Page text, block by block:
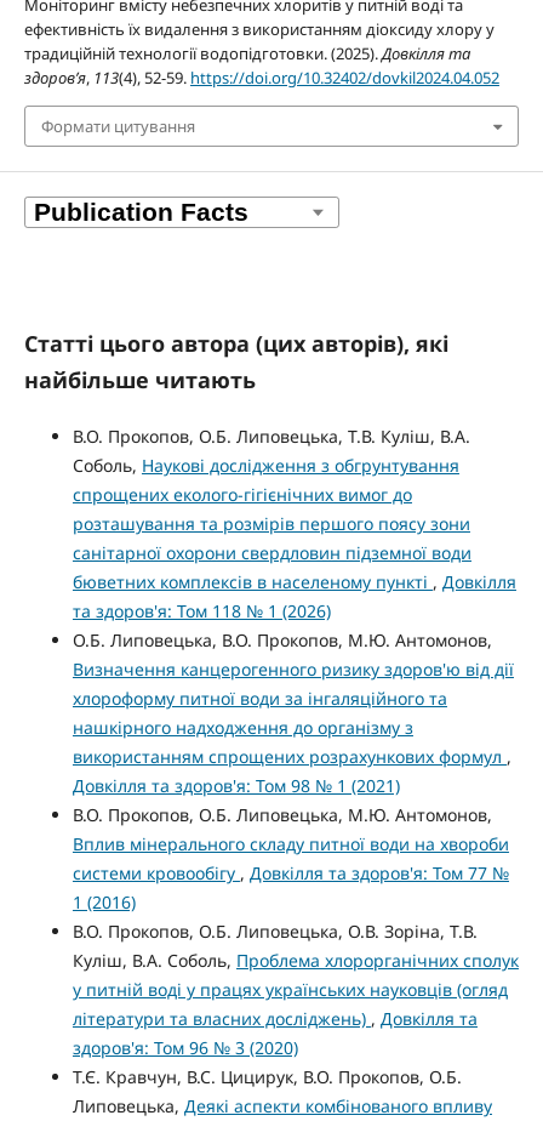
ефективність їх видалення з використанням діоксиду хлору у
традиційній технології водопідготовки. (2025).Довкілля та
здоров’я, 113(4), 52-59. https://doi.org/10.32402/dovkil2024.04.052
Формати цитування
Статті цього автора (цих авторів), які
найбільше читають
В.О. Прокопов, О.Б. Липовецька, Т.В. Куліш, В.А.
Соболь, Наукові дослідження з обгрунтування
спрощених еколого-гігієнічних вимог до
розташування та розмірів першого поясу зони
санітарної охорони свердловин підземної води
бюветних комплексів в населеному пункті , Довкілля
та здоров'я: Том 118 № 1 (2026)
О.Б. Липовецька, В.О. Прокопов, М.Ю. Антомонов,
Визначення канцерогенного ризику здоров'ю від дії
хлороформу питної води за інгаляційного та
нашкірного надходження до організму з
використанням спрощених розрахункових формул ,
Довкілля та здоров'я: Том 98 № 1 (2021)
В.О. Прокопов, О.Б. Липовецька, М.Ю. Антомонов,
Вплив мінерального складу питної води на хвороби
системи кровообігу , Довкілля та здоров'я: Том 77 №
1 (2016)
В.О. Прокопов, О.Б. Липовецька, О.В. Зоріна, Т.В.
Куліш, В.А. Соболь, Проблема хлорорганічних сполук
у питній воді у працях українських науковців (огляд
літератури та власних досліджень) , Довкілля та
здоров'я: Том 96 № 3 (2020)
Т.Є. Кравчун, В.С. Цицирук, В.О. Прокопов, О.Б.
Липовецька, Деякі аспекти комбінованого впливу